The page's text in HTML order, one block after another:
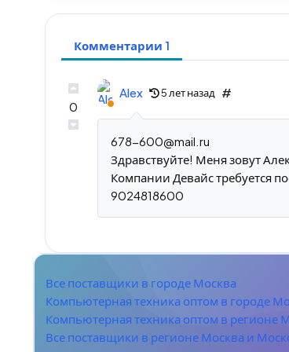
Комментарии 1
0
Alex 5 лет назад #
678-600@mail.ru
Здравствуйте! Меня зовут
Компании Девайс требуется
9024818600
Все поставщики в городе Москва
Компьютерная техника оптом в городе
Компьютерная техника оптом в регионе
Все поставщики в регионе Москва и